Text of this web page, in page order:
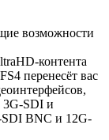
возможности
контента
перенесёт вас
3G-SDI и
SDI BNC и 12G-